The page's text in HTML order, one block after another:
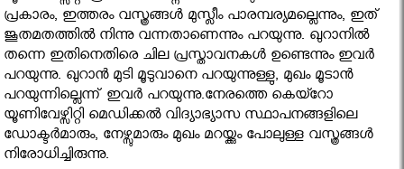
പ്രകാരം, ഇത്തരം വസ്ത്രങ്ങള്‍ മുസ്ലീം പാരമ്പര്യമല്ലെന്നും, ഇത്
ജൂതമതത്തില്‍ നിന്നു വന്നതാണെന്നും പറയുന്നു. ഖുറാനില്‍
തന്നെ ഇതിനെതിരെ ചില പ്രസ്താവനകള്‍ ഉണ്ടെന്നും ഇവര്‍
പറയുന്നു. ഖുറാന്‍ മുടി മൂടുവാനെ പറയുന്നുള്ളു, മുഖം മൂടാന്‍
പറയുന്നില്ലെന്ന് ഇവര്‍ പറയുന്നു.നേരത്തെ കെയ്റോ
യൂണിവേഴ്സിറ്റി മെഡിക്കല്‍ വിദ്യാഭ്യാസ സ്ഥാപനങ്ങളിലെ
ഡോക്ടര്‍മാരും, നേഴ്സുമാരും മുഖം മറയ്ക്കും പോലുള്ള വസ്ത്രങ്ങള്‍
നിരോധിച്ചിരുന്നു.